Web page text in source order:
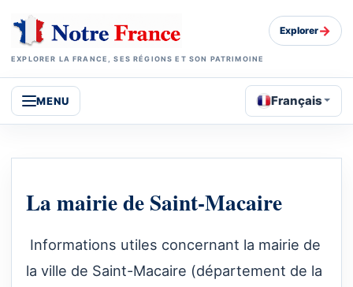
EXPLORER LA FRANCE, SES RÉGIONS ET SON PATRIMOINE
Explorer→
MENU Français
La mairie de Saint-Macaire
Informations utiles concernant la mairie de
la ville de Saint-Macaire (département de la